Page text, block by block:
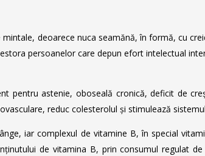
deoarece nuca seamănă, în formă, cu
persoanelor care depun efort intelectual
pentru astenie, oboseală cronică, deficit de
reduc colesterolul și stimulează
iar complexul de vitamine B, în special
de vitamina B, prin consumul regulat